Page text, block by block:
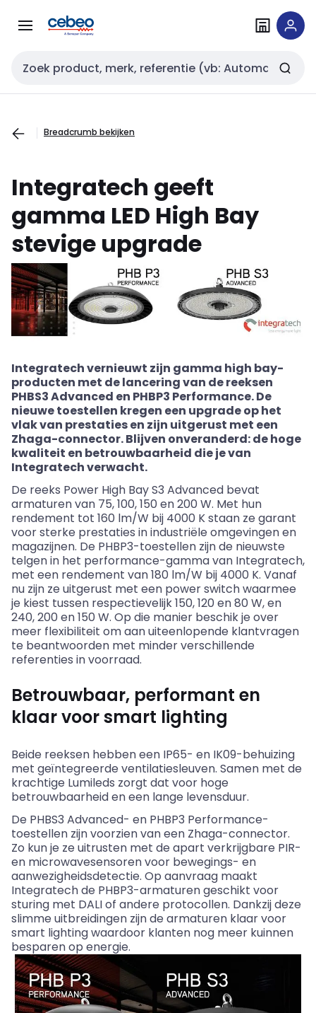
naar
naar
Zoekveld invoer
Breadcrumb bekijken
Integratech geeft
gamma LED High Bay
stevige upgrade
Integratechvernieuwt zijn gamma high bay-
producten met de lancering van de reeksen
PHBS3 Advanced en PHBP3 Performance. De
nieuwe toestellen kregen een upgrade op het
vlak van prestaties en zijn uitgerust met een
Zhaga-connector. Blijven onveranderd: de hoge
kwaliteit en betrouwbaarheid die je van
Integratechverwacht.
De reeks Power High Bay S3 Advanced bevat
armaturen van 75, 100, 150 en 200 W. Met hun
rendement tot 160 lm/W bij 4000 K staan ze garant
voor sterke prestaties in industriële omgevingen en
magazijnen. De PHBP3-toestellen zijn de nieuwste
telgen in het performance-gamma van Integratech,
met een rendement van 180 lm/W bij 4000 K. Vanaf
nu zijn ze uitgerust met een power switch waarmee
je kiest tussen respectievelijk 150, 120 en 80 W, en
240, 200 en 150 W. Op die manier beschik je over
meer flexibiliteit om aan uiteenlopende klantvragen
te beantwoorden met minder verschillende
referenties in voorraad.
Betrouwbaar, performant en
klaar voor smart lighting
Beide reeksen hebben een IP65- en IK09-behuizing
met geïntegreerde ventilatiesleuven. Samen met de
krachtige Lumileds zorgt dat voor hoge
betrouwbaarheid en een lange levensduur.
De PHBS3 Advanced- en PHBP3 Performance-
toestellen zijn voorzien van een Zhaga-connector.
Zo kun je ze uitrusten met de apart verkrijgbare PIR-
en microwavesensoren voor bewegings- en
aanwezigheidsdetectie. Op aanvraag maakt
Integratechde PHBP3-armaturen geschikt voor
sturing met DALI of andere protocollen. Dankzij deze
slimme uitbreidingen zijn de armaturen klaar voor
smart lightingwaardoor klanten nog meer kuinnen
besparen op energie.